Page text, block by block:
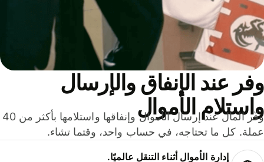
عند الإنفاق والإرسال
الأموال
وفّر المال عند إرسال الأموال وإنفاقها واستلامها بأكثر من 40
كل ما تحتاجه، في حساب واحد، وقتما تشاء.
إدارة الأموال أثناء التنقل عالميًا.